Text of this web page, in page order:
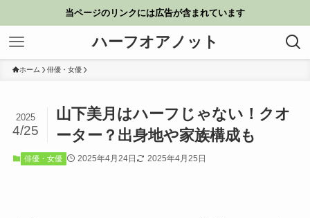
当ページのリンクには広告が含まれています
ハーフオアノット
ホーム 俳優・女優
山下美月はハーフじゃない！クオ
ーター？出身地や家族構成も
2025
4/25
俳優・女優 2025年4月24日 2025年4月25日